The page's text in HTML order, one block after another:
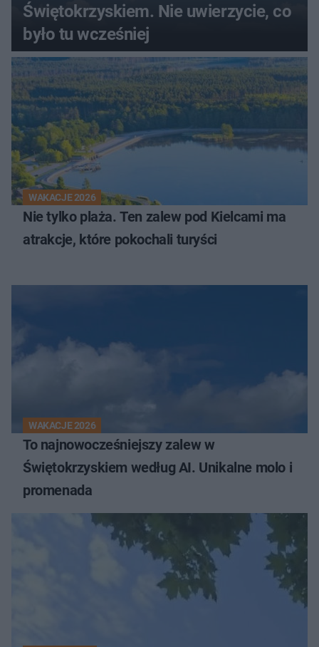
Świętokrzyskiem. Nie uwierzycie, co
było tu wcześniej
WAKACJE 2026
Nie tylko plaża. Ten zalew pod Kielcami ma
atrakcje, które pokochali turyści
WAKACJE 2026
To najnowocześniejszy zalew w
Świętokrzyskiem według AI. Unikalne molo i
promenada